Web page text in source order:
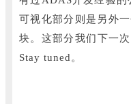
可视化部分则是另外
块。 这部分我们下一
Stay tuned。